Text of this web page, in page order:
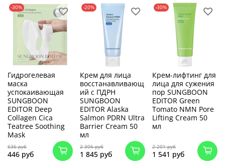
-30%
Гидрогелевая
маска
успокаивающая
SUNGBOON
EDITOR Deep
Collagen Cica
Teatree Soothing
Mask
636 руб
446 руб
-20%
Крем для лица
восстанавливающ
ий с ПДРН
SUNGBOON
EDITOR Alaska
Salmon PDRN Ultra
Barrier Cream 50
мл
2 306 руб
1 845 руб
-30%
Крем-лифтинг для
лица для сужения
пор SUNGBOON
EDITOR Green
Tomato NMN Pore
Lifting Cream 50
мл
2 201 руб
1 541 руб